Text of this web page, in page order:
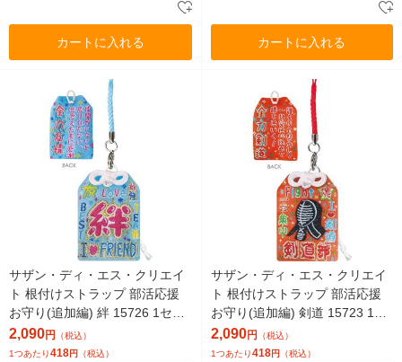
カートに入れる カートに入れる
サザン・ディ・エス・クリエイ
ト 根付けストラップ 部活応援
お守り(追加編) 絆 15726 1セッ
ト(5個)（直送品）
2,090円
（税込）
1つあたり418円 （税込）
サザン・ディ・エス・クリエイ
ト 根付けストラップ 部活応援
お守り(追加編) 剣道 15723 1セ
ット(5個)（直送品）
2,090円
（税込）
1つあたり418円 （税込）